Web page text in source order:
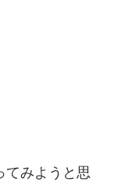
てみようと思